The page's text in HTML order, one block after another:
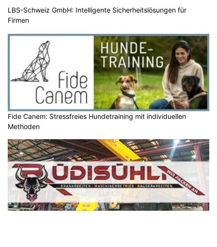
LBS-Schweiz GmbH: Intelligente Sicherheitslösungen für
Firmen
Fide Canem: Stressfreies Hundetraining mit individuellen
Methoden